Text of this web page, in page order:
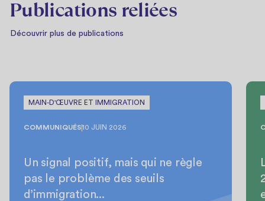
Publications reliées
Découvrir plus de publications
MAIN-D'ŒUVRE ET IMMIGRATION
COMMUNIQUÉS10 JUIN 2026
Un signal positif, mais qui ne règle
pas le problème des seuils
d’immigration...